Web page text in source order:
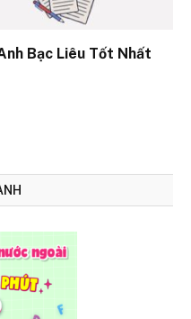
Bạc Liêu Tốt Nhất